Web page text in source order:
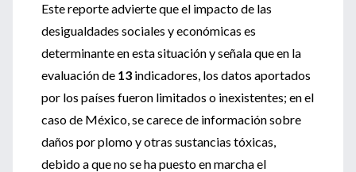
Este reporte advierte que el impacto de las
desigualdades sociales y económicas es
determinante en esta situación y señala que en la
evaluación de 13 indicadores, los datos aportados
por los países fueron limitados o inexistentes; en el
caso de México, se carece de información sobre
daños por plomo y otras sustancias tóxicas,
debido a que no se ha puesto en marcha el